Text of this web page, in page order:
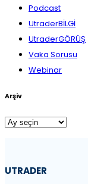
Podcast
UtraderBİLGİ
UtraderGÖRÜŞ
Vaka Sorusu
Webinar
Arşiv
Arşiv
UTRADER